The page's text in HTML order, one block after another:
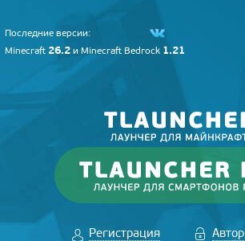
Последние версии:
Minecraft 26.2 и Minecraft Bedrock 1.21
Регистрация